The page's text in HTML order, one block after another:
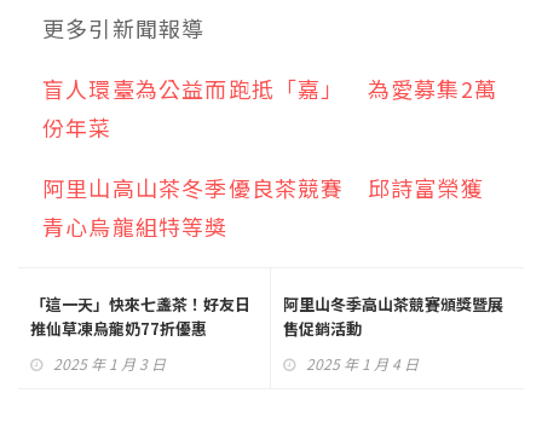
更多引新聞報導
盲人環臺為公益而跑抵「嘉」 為愛募集2萬
份年菜
阿里山高山茶冬季優良茶競賽 邱詩富榮獲
青心烏龍組特等獎
「這一天」快來七盞茶！好友日
推仙草凍烏龍奶77折優惠
2025 年 1 月 3 日
阿里山冬季高山茶競賽頒獎暨展
售促銷活動
2025 年 1 月 4 日